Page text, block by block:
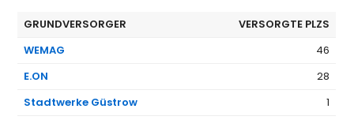
GRUNDVERSORGER
VERSORGTE PLZS
WEMAG
46
E.ON
28
Stadtwerke Güstrow
1